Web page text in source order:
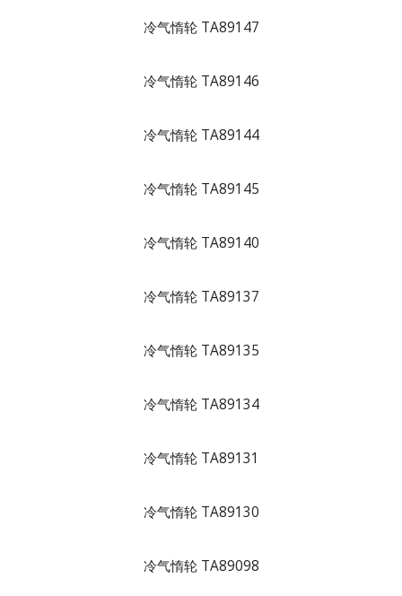
冷气惰轮 TA89147
冷气惰轮 TA89146
冷气惰轮 TA89144
冷气惰轮 TA89145
冷气惰轮 TA89140
冷气惰轮 TA89137
冷气惰轮 TA89135
冷气惰轮 TA89134
冷气惰轮 TA89131
冷气惰轮 TA89130
冷气惰轮 TA89098